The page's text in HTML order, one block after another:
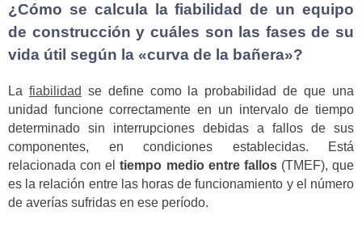
¿Cómo se calcula la fiabilidad de un equipo
de construcción y cuáles son las fases de su
vida útil según la «curva de la bañera»?
La fiabilidad se define como la probabilidad de que una
unidad funcione correctamente en un intervalo de tiempo
determinado sin interrupciones debidas a fallos de sus
componentes, en condiciones establecidas. Está
relacionada con eltiempo medio entre fallos(TMEF), que
es la relación entre las horas de funcionamiento y el número
de averías sufridas en ese período.